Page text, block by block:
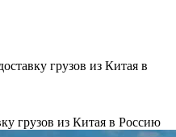
грузов из Китая в
грузов из Китая в Россию